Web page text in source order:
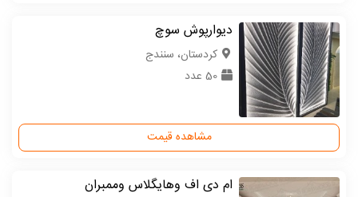
دیوارپوش سوچ
كردستان، سنندج
50 عدد
مشاهده قیمت
ام دی اف وهایگلاس وممبران